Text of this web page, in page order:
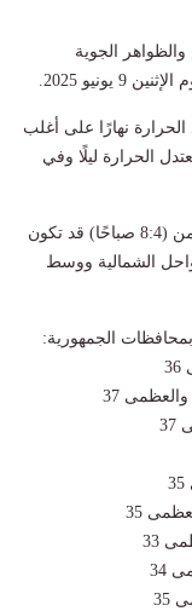
والظواهر الجوية
2025.
نهارًا على أغلب
الحرارة ليلًا وفي
وأشارت إلى أنه من المتوقع ظهور شبورة مائية من (8:4 صباحًا) قد تكون
الشمالية ووسط
الجمهورية: